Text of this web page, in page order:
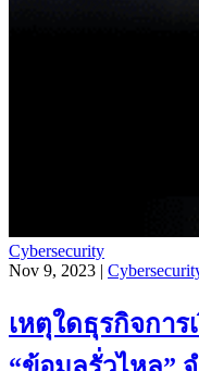
Cybersecurity
Nov 9, 2023 |
เหตุใดธุรกิจการ